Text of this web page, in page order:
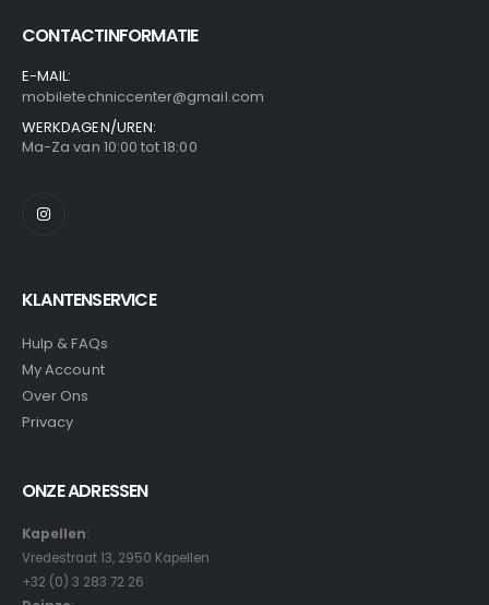
CONTACTINFORMATIE
E-MAIL:
mobiletechniccenter@gmail.com
WERKDAGEN/UREN:
Ma-Za van 10:00 tot 18:00
KLANTENSERVICE
Hulp & FAQs
My Account
Over Ons
Privacy
ONZE ADRESSEN
Kapellen:
Vredestraat 13, 2950 Kapellen
+32 (0) 3 283 72 26